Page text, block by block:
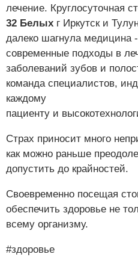
лечение. Круглосуточная
32 Белых г Иркутск и
далеко шагнула медицина
современные подходы в
заболеваний зубов и
команда специалистов,
каждому
пациенту и
Страх приносит много
как можно раньше
допустить до крайностей.
Своевременно посещая
обеспечить здоровье не
всему организму.
#здоровье